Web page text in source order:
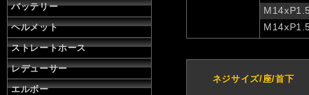
バッテリー
ヘルメット
ストレートホース
レデューサー
エルボー
ネジサイズ/座/首下